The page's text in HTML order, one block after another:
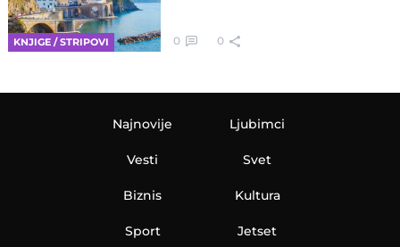
KNJIGE / STRIPOVI 0 0
Najnovije
Vesti
Biznis
Sport
Ljubimci
Svet
Kultura
Jetset